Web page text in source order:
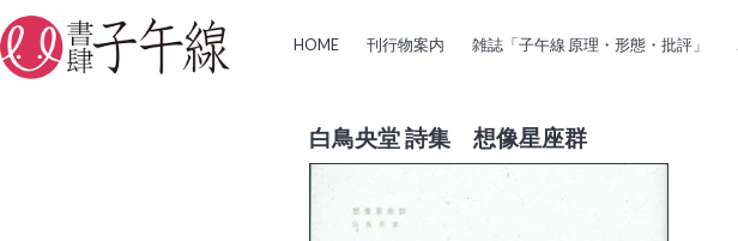
HOME 刊行物案内 雑誌「子午線 原理・形態・批評」
白鳥央堂 詩集 想像星座群